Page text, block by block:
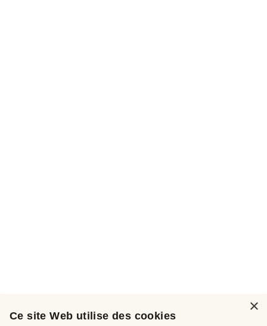
×
Ce site Web utilise des cookies